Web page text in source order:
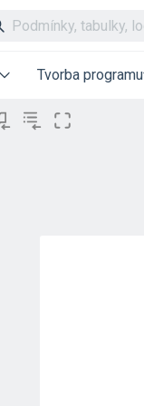
Tvorba programu